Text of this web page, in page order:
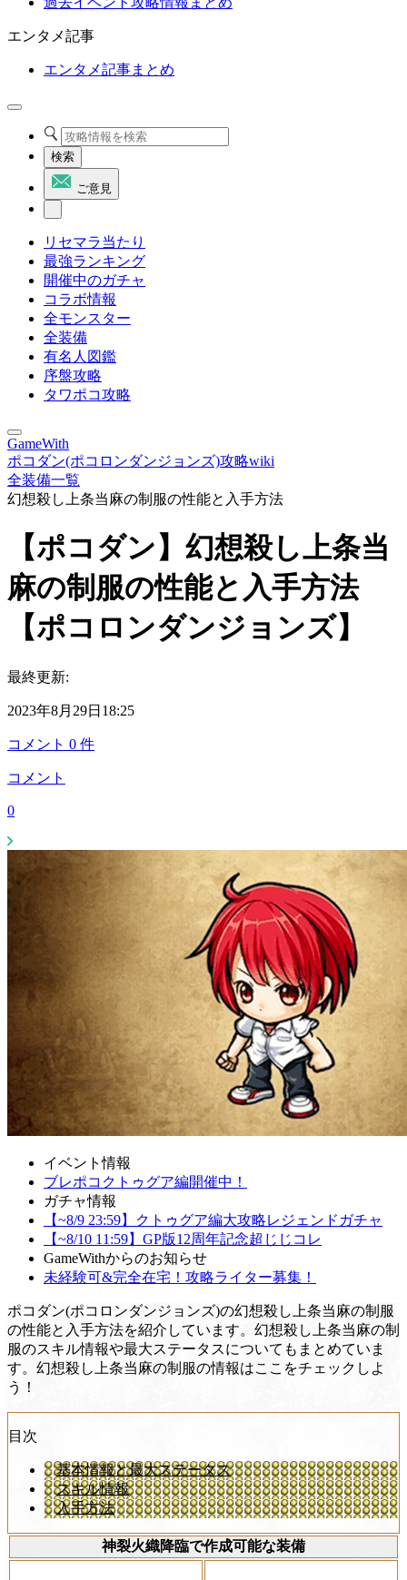
エンタメ記事
エンタメ記事まとめ
検索
ご意見
リセマラ当たり
最強ランキング
開催中のガチャ
コラボ情報
全モンスター
全装備
有名人図鑑
序盤攻略
タワポコ攻略
GameWith
ポコダン(ポコロンダンジョンズ)攻略wiki
全装備一覧
幻想殺し上条当麻の制服の性能と入手方法
【ポコダン】幻想殺し上条当
麻の制服の性能と入手方法
【ポコロンダンジョンズ】
最終更新:
2023年8月29日18:25
コメント 0 件
コメント
0
イベント情報
ブレポコクトゥグア編開催中！
ガチャ情報
【~8/9 23:59】クトゥグア編大攻略レジェンドガチャ
【~8/10 11:59】GP版12周年記念超じじコレ
GameWithからのお知らせ
未経験可&完全在宅！攻略ライター募集！
ポコダン(ポコロンダンジョンズ)の幻想殺し上条当麻の制服
の性能と入手方法を紹介しています。幻想殺し上条当麻の制
服のスキル情報や最大ステータスについてもまとめていま
す。幻想殺し上条当麻の制服の情報はここをチェックしよ
う！
目次
基本情報と最大ステータス
スキル情報
入手方法
神裂火織降臨で作成可能な装備